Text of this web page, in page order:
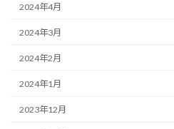
2024年4月
2024年3月
2024年2月
2024年1月
2023年12月